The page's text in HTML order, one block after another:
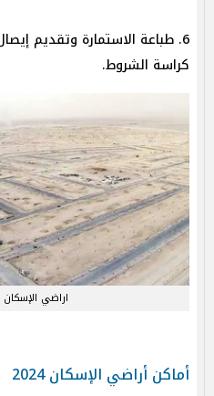
6. طباعة الاستمارة وتقديم
كراسة الشروط.
اراضي الإسكان
أماكن أراضي الإسكان 2024